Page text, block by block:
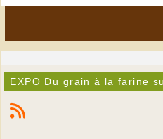
EXPO Du grain à la farine